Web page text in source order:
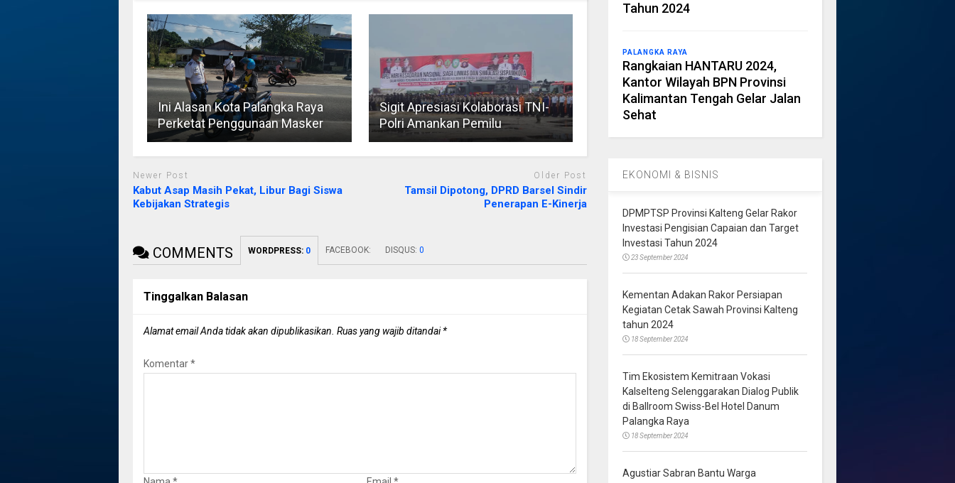
Ini Alasan Kota Palangka Raya
Perketat Penggunaan Masker
Sigit Apresiasi Kolaborasi TNI-
Polri Amankan Pemilu
Newer Post
Kabut Asap Masih Pekat, Libur Bagi Siswa
Kebijakan Strategis
Older Post
Tamsil Dipotong, DPRD Barsel Sindir
Penerapan E-Kinerja
COMMENTS WORDPRESS: 0 FACEBOOK: DISQUS: 0
Tinggalkan Balasan
Alamat email Anda tidak akan dipublikasikan. Ruas yang wajib ditandai*
Komentar*
Tahun 2024
PALANGKA RAYA
Rangkaian HANTARU 2024,
Kantor Wilayah BPN Provinsi
Kalimantan Tengah Gelar Jalan
Sehat
EKONOMI & BISNIS
DPMPTSP Provinsi Kalteng Gelar Rakor
Investasi Pengisian Capaian dan Target
Investasi Tahun 2024
23 September 2024
Kementan Adakan Rakor Persiapan
Kegiatan Cetak Sawah Provinsi Kalteng
tahun 2024
18 September 2024
Tim Ekosistem Kemitraan Vokasi
Kalselteng Selenggarakan Dialog Publik
di Ballroom Swiss-Bel Hotel Danum
Palangka Raya
18 September 2024
Agustiar Sabran Bantu Warga